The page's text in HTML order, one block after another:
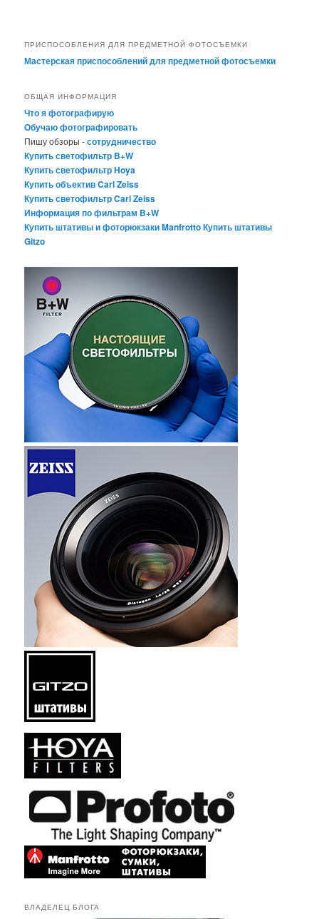
ПРИСПОСОБЛЕНИЯ ДЛЯ ПРЕДМЕТНОЙ ФОТОСЪЕМКИ
Мастерская приспособлений для предметной фотосъемки
ОБЩАЯ ИНФОРМАЦИЯ
Что я фотографирую
Обучаю фотографировать
Пишу обзоры -сотрудничество
Купить светофильтр B+W
Купить светофильтр Hoya
Купить объектив Carl Zeiss
Купить светофильтр Carl Zeiss
Информация по фильтрам B+W
Купить штативы и фоторюкзаки ManfrottoКупить штативы
Gitzo
ВЛАДЕЛЕЦ БЛОГА